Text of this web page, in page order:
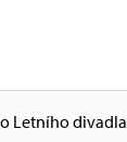
divadla